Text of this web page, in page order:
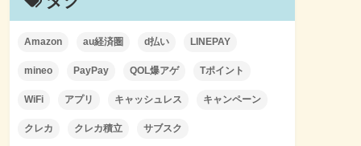
Amazon au経済圏 d払い LINEPAY
mineo PayPay QOL爆アゲ Tポイント
WiFi アプリ キャッシュレス キャンペーン
クレカ クレカ積立 サブスク